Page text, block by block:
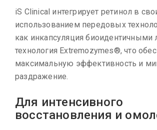
iS Clinical интегрирует ретинол в
использованием передовых
как инкапсуляция биоидентичными
технология Extremozymes®, что
максимальную эффективность и
раздражение.
Для интенсивного
восстановления и